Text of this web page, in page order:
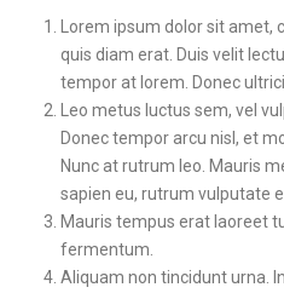
Lorem ipsum dolor sit amet,
quis diam erat. Duis velit
tempor at lorem. Donec
Leo metus luctus sem, vel
Donec tempor arcu nisl, et
Nunc at rutrum leo. Mauris
sapien eu, rutrum vulputate
Mauris tempus erat laoreet
fermentum.
Aliquam non tincidunt urna.